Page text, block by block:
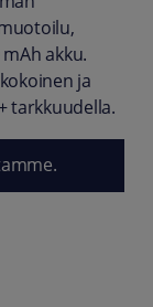
akku.
ja
tarkkuudella.